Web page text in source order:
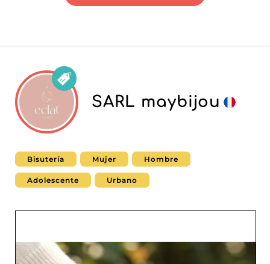
SARL maybijou
Bisutería Mujer Hombre
Adolescente Urbano